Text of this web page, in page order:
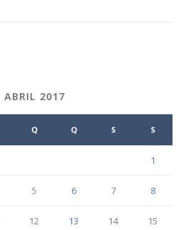
ABRIL 2017
Q Q S S
1
5 6 7 8
12 13 14 15